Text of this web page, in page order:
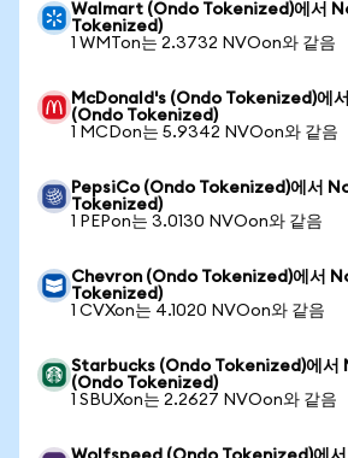
Walmart (Ondo Tokenized)에서
Tokenized)
1 WMTon는 2.3732 NVOon와 같음
McDonald's (Ondo Tokenized)에
(Ondo Tokenized)
1 MCDon는 5.9342 NVOon와 같음
PepsiCo (Ondo Tokenized)에서
Tokenized)
1 PEPon는 3.0130 NVOon와 같음
Chevron (Ondo Tokenized)에서
Tokenized)
1 CVXon는 4.1020 NVOon와 같음
Starbucks (Ondo Tokenized)에서
(Ondo Tokenized)
1 SBUXon는 2.2627 NVOon와 같음